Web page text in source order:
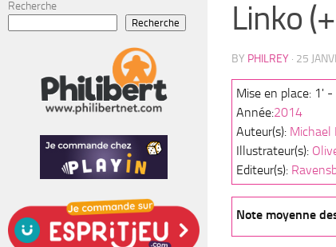
Linko
BY PHILREY · 25
Mise en place: 1'
Année:2014
Auteur(s): Michael
Illustrateur(s):
Editeur(s):
Note moyenne
Recherche
Recherche